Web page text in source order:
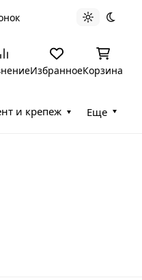
Светлая
ИзбранноеКорзина
и крепеж Еще